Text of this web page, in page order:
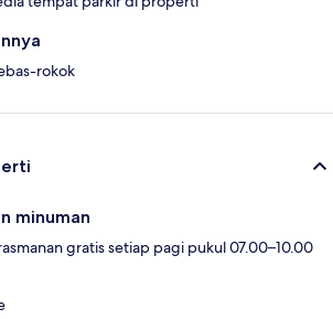
rokok
minuman
gratis setiap pagi pukul 07.00–10.00